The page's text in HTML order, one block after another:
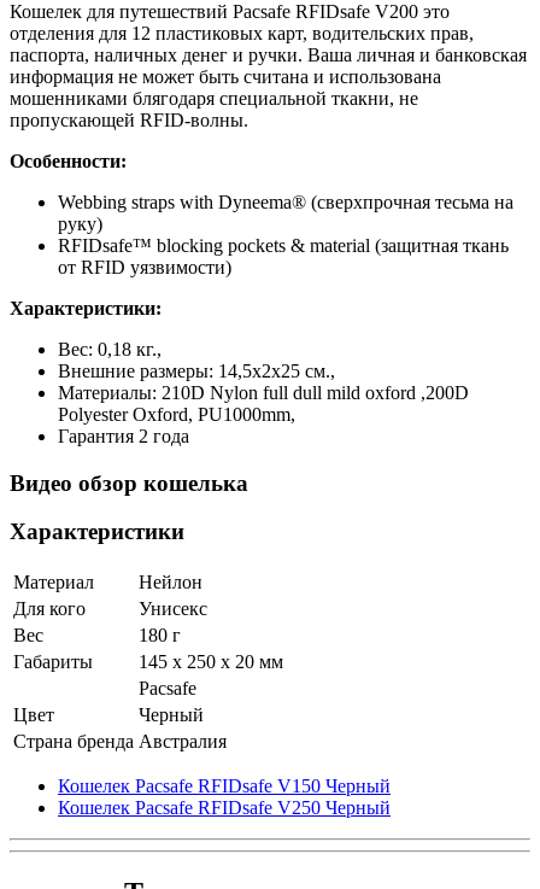
Кошелек для путешествий Pacsafe RFIDsafe V200 это
отделения для 12 пластиковых карт, водительских прав,
паспорта, наличных денег и ручки. Ваша личная и банковская
информация не может быть считана и использована
мошенниками блягодаря специальной ткакни, не
пропускающей RFID-волны.
Особенности:
Webbing straps with Dyneema® (сверхпрочная тесьма на
руку)
RFIDsafe™ blocking pockets & material (защитная ткань
от RFID уязвимости)
Характеристики:
Вес: 0,18 кг.,
Внешние размеры: 14,5х2х25 см.,
Материалы: 210D Nylon full dull mild oxford ,200D
Polyester Oxford, PU1000mm,
Гарантия 2 года
Видео обзор кошелька
Характеристики
Материал
Нейлон
Для кого
Унисекс
Вес
180 г
Габариты
145 x 250 x 20 мм
Pacsafe
Цвет
Черный
Страна бренда Австралия
Кошелек Pacsafe RFIDsafe V150 Черный
Кошелек Pacsafe RFIDsafe V250 Черный